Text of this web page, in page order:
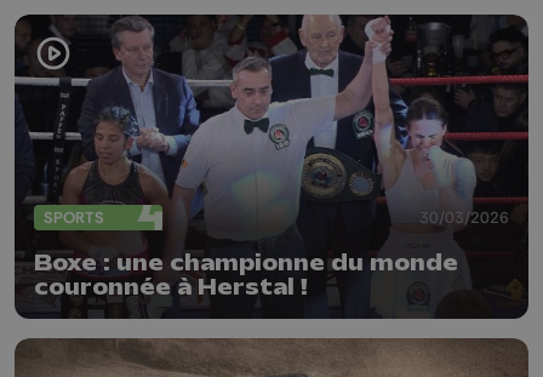
SPORTS 30/03/2026
Boxe : une championne du monde
couronnée à Herstal !